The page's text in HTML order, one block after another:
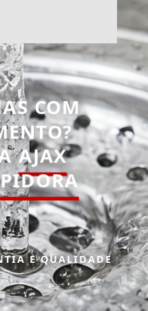
COM
AJAX
E QUALIDADE